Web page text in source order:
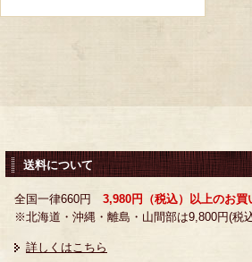
送料について
全国一律660円 3,980円（税込）以上のお買
※北海道・沖縄・離島・山間部は9,800円(税
詳しくはこちら